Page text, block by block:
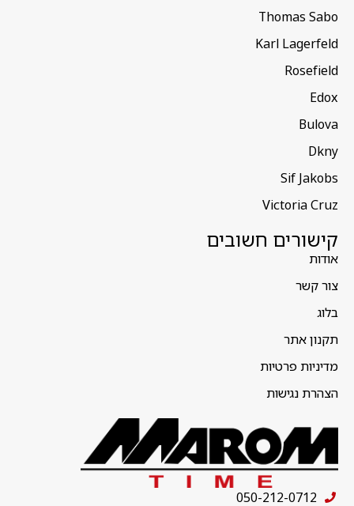
Thomas Sabo
Karl Lagerfeld
Rosefield
Edox
Bulova
Dkny
Sif Jakobs
Victoria Cruz
קישורים חשובים
אודות
צור קשר
בלוג
תקנון אתר
מדיניות פרטיות
הצהרת נגישות
050-212-0712